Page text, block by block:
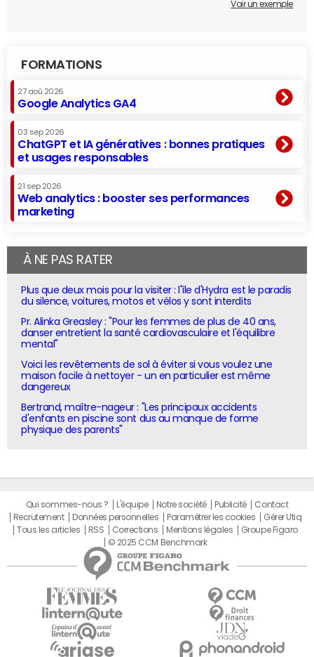
Voir un exemple
FORMATIONS
27 aoû 2026
Google Analytics GA4
03 sep 2026
ChatGPT et IA génératives : bonnes pratiques
et usages responsables
21 sep 2026
Web analytics : booster ses performances
marketing
À NE PAS RATER
Plus que deux mois pour la visiter : l'île d'Hydra est le paradis
du silence, voitures, motos et vélos y sont interdits
Pr. Alinka Greasley : "Pour les femmes de plus de 40 ans,
danser entretient la santé cardiovasculaire et l'équilibre
mental"
Voici les revêtements de sol à éviter si vous voulez une
maison facile à nettoyer - un en particulier est même
dangereux
Bertrand, maître-nageur : "Les principaux accidents
d'enfants en piscine sont dus au manque de forme
physique des parents"
Qui sommes-nous ? L'équipe Notre société Publicité
Contact
Recrutement
Données personnelles Paramétrer les cookies
Gérer Utiq
Tous les articles
RSS Corrections Mentions légales
Groupe Figaro
© 2025 CCM Benchmark